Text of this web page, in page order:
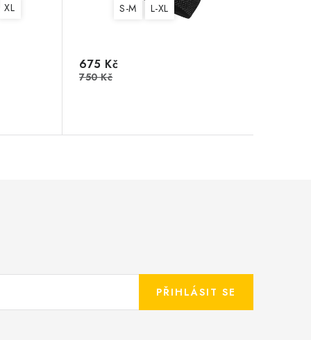
XL S-M L-XL
675 Kč
750 Kč
PŘIHLÁSIT SE